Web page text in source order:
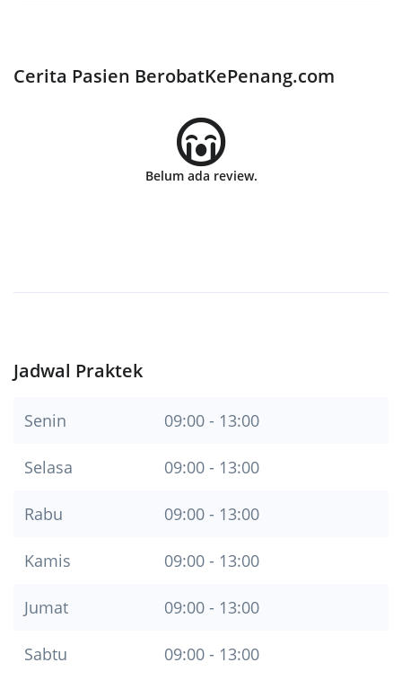
Cerita Pasien BerobatKePenang.com
Belum ada review.
Jadwal Praktek
Senin 09:00 - 13:00
Selasa 09:00 - 13:00
Rabu 09:00 - 13:00
Kamis 09:00 - 13:00
Jumat 09:00 - 13:00
Sabtu 09:00 - 13:00